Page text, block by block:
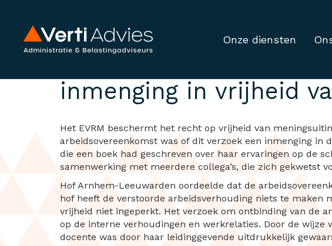
Onze diensten
Verzoek ontbinding
inmenging in vrijheid
Het EVRM beschermt het recht op vrijheid van
arbeidsovereenkomst was of dit verzoek een inmenging
die een boek had geschreven over haar ervaringen op de
samenwerking met meerdere collega’s, die zich gekwetst
Hof Arnhem-Leeuwarden oordeelde dat de
hof heeft de verstoorde arbeidsverhouding niets te maken
vrijheid niet ingeperkt. Het verzoek om ontbinding van de
op de interne verhoudingen en werkrelaties. Door de wijze
docente was door haar leidinggevende uitdrukkelijk